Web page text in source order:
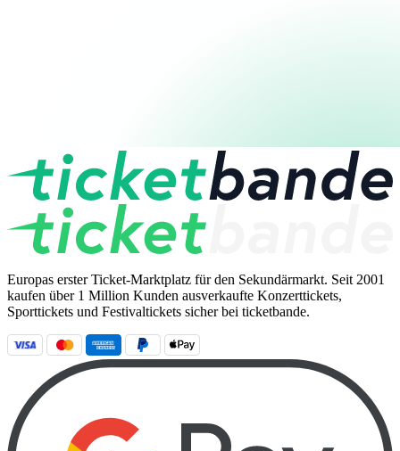
Europas erster Ticket-Marktplatz für den Sekundärmarkt. Seit 2001
kaufen über 1 Million Kunden ausverkaufte Konzerttickets,
Sporttickets und Festivaltickets sicher bei ticketbande.